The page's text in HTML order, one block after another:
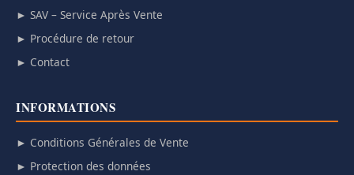
► SAV – Service Après Vente
► Procédure de retour
► Contact
INFORMATIONS
► Conditions Générales de Vente
► Protection des données